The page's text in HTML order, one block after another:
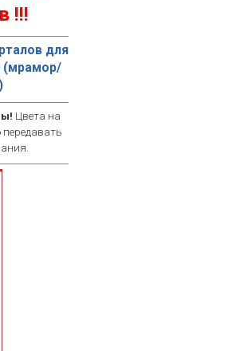
!!!
для
(мрамор/
Цвета на
передавать